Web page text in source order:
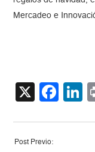
Mercadeo e
X
Post Previo: